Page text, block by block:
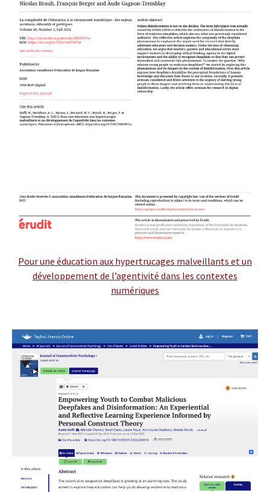
Pour une éducation aux hypertrucages malveillants et un
développement de l’agentivité dans les contextes
numériques